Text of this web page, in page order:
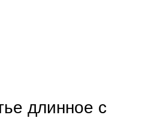
длинное с